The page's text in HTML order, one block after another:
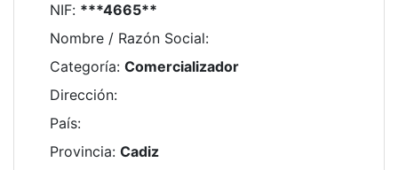
NIF: ***4665**
Nombre / Razón Social:
Categoría: Comercializador
Dirección:
País:
Provincia: Cadiz